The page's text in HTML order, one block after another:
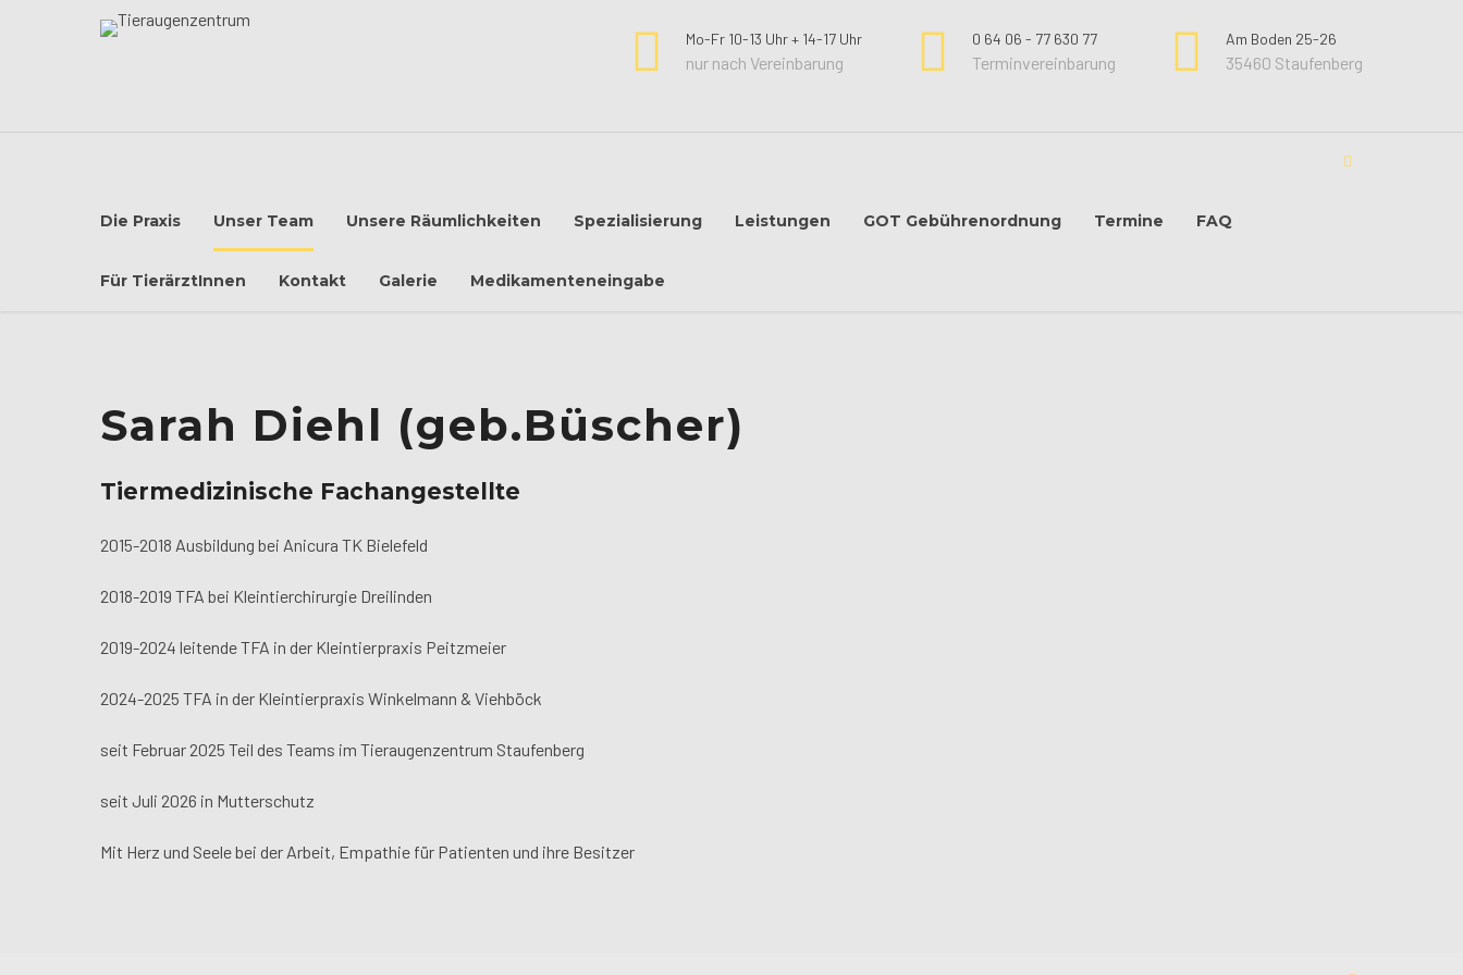
Mo-Fr 10-13 Uhr + 14-17 Uhr
nur nach Vereinbarung
0 64 06 - 77 630 77
Terminvereinbarung
Am Boden 25-26
35460 Staufenberg
Die Praxis Unser Team Unsere Räumlichkeiten Spezialisierung Leistungen GOT Gebührenordnung Termine FAQ
Für TierärztInnen Kontakt Galerie Medikamenteneingabe
Sarah Diehl (geb.Büscher)
Tiermedizinische Fachangestellte
2015-2018 Ausbildung bei Anicura TK Bielefeld
2018-2019 TFA bei Kleintierchirurgie Dreilinden
2019-2024 leitende TFA in der Kleintierpraxis Peitzmeier
2024-2025 TFA in der Kleintierpraxis Winkelmann & Viehböck
seit Februar 2025 Teil des Teams im Tieraugenzentrum Staufenberg
seit Juli 2026 in Mutterschutz
Mit Herz und Seele bei der Arbeit, Empathie für Patienten und ihre Besitzer